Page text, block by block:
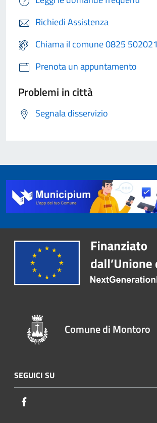
Richiedi Assistenza
Chiama il comune 0825 502021
Prenota un appuntamento
Problemi in città
Segnala disservizio
Comune di Montoro
SEGUICI SU